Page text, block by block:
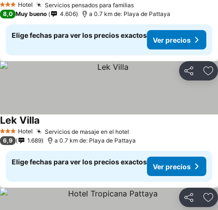
3 Estrellas
Hotel Servicios pensados para familiasVer precios
8,0 Muy bueno 4.606 a 0.7 km de: Playa de Pattaya
Elige fechas para ver los precios exactos
Ver precios
Compartir
3 Estrellas
Hotel Servicios de masaje en el hotel
Lek Villa
6,9 1.689 a 0.7 km de: Playa de Pattaya
Elige fechas para ver los precios exactos
Ver precios
Compartir